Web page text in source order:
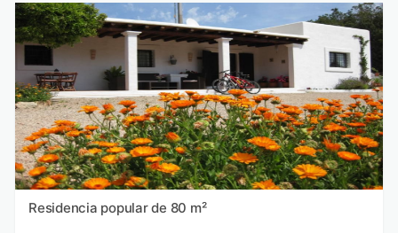
Residencia popular de 80 m²